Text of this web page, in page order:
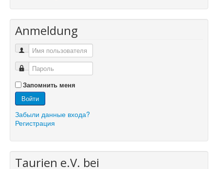
Anmeldung
Запомнить меня
Войти
Забыли данные входа?
Регистрация
Taurien e.V. bei